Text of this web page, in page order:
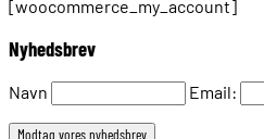
[woocommerce_my_account]
Nyhedsbrev
Navn Email: